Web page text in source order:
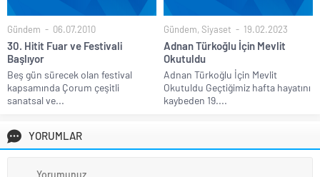
Gündem 06.07.2010
30. Hitit Fuar ve Festivali
Başlıyor
Beş gün sürecek olan festival
kapsamında Çorum çeşitli
sanatsal ve...
Gündem, Siyaset 19.02.2023
Adnan Türkoğlu İçin Mevlit
Okutuldu
Adnan Türkoğlu İçin Mevlit
Okutuldu Geçtiğimiz hafta hayatını
kaybeden 19....
YORUMLAR